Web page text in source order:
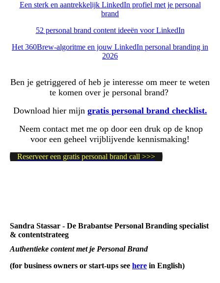
Een sterk en aantrekkelijk LinkedIn profiel met je personal
brand
52 personal brand content ideeën voor LinkedIn
Het 360Brew-algoritme en jouw LinkedIn personal branding in
2026
Ben je getriggered of heb je interesse om meer te weten
te komen over je personal brand?
Download hier mijn gratis personal brand checklist.
Neem contact met me op door een druk op de knop
voor een geheel vrijblijvende kennismaking!
Reserveer een gratis personal brand call >>>
Sandra Stassar - De Brabantse Personal Branding specialist
& contentstrateeg
Authentieke content met je Personal Brand
(for business owners or start-ups see here in English)